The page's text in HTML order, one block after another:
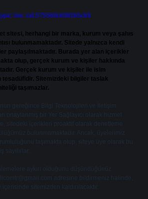
live:.cid.575569c608265c69
sitesi, herhangi bir marka, kurum veya şahıs
bulunmamaktadır. Sitede yalnızca kendi
paylaşılmaktadır. Burada yer alan içerikler
olup, gerçek kurum ve kişiler hakkında
Gerçek kurum ve kişiler ile isim
tesadüfidir. Sitemizdeki bilgiler taslak
taşımazlar.
gereğince Bilgi Teknolojileri ve İletişim
onaylanmış bir Yer Sağlayıcı olarak hizmet
sitedeki içerikleri proaktif olarak denetleme
bulunmamaktadır. Ancak, üyelerimiz
taşımakta olup, siteye üye olarak bu
sayılırlar.
aykırı olduğunu düşündüğünüz
adresine bildirmeniz halinde,
sitemizden kaldırılacaktır.